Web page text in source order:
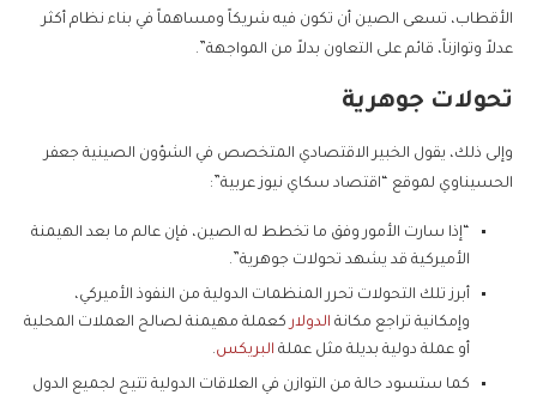
الأقطاب، تسعى الصين أن تكون فيه شريكاً ومساهماً في بناء نظام أكثر
عدلاً وتوازناً، قائم على التعاون بدلاً من المواجهة”.
تحولات جوهرية
وإلى ذلك، يقول الخبير الاقتصادي المتخصص في الشؤون الصينية جعفر
الحسيناوي لموقع “اقتصاد سكاي نيوز عربية”:
“إذا سارت الأمور وفق ما تخطط له الصين، فإن عالم ما بعد الهيمنة
الأميركية قد يشهد تحولات جوهرية”.
أبرز تلك التحولات تحرر المنظمات الدولية من النفوذ الأميركي،
وإمكانية تراجع مكانة الدولار كعملة مهيمنة لصالح العملات المحلية
أو عملة دولية بديلة مثل عملة البريكس.
كما ستسود حالة من التوازن في العلاقات الدولية تتيح لجميع الدول